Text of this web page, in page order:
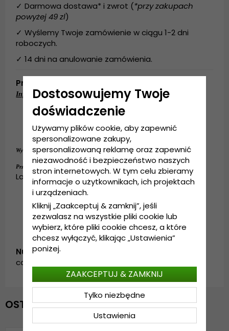
✓ Darmowa dostawa* i zwrot (*przy zakupach
powyżej 49 zl)
✓ Wyślemy Twoje zamówienie w ciągu 1-2 dni
roboczych.
✓ 14 dni na anulowanie zamówienia.
Produktbeskrivning
Informacje szczegółowe:
13-centymetrowa główka.
Wykonanie: 100% panama słomy.
Wykonanie: 100% panama słomy.
Przewodnik po rozmiarach:
Small - 56 cm. Medium - 58 cm.
Large - 60 cm. X-Large - 62 cm.
Numer artykułu:
cable.181-1
OSTATNIO OGLĄDANE
Dostosowujemy Twoje
doświadczenie
Używamy plików cookie, aby zapewnić
spersonalizowane zakupy,
spersonalizowaną reklamę oraz zapewnić
niezawodność i bezpieczeństwo naszych
stron internetowych. W tym celu zbieramy
informacje o użytkownikach, ich projektach
i urządzeniach.
Kliknij „Zaakceptuj & zamknij”, jeśli
zezwalasz na wszystkie pliki cookie lub
wybierz, które pliki cookie chcesz, a które
chcesz wyłączyć, klikając „Ustawienia”
poniżej.
Ustawienia
Tylko niezbędne
ZAAKCEPTUJ & ZAMKNIJ